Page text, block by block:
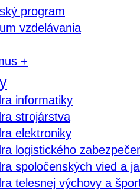
program
vzdelávania
+
informatiky
strojárstva
elektroniky
logistického
spoločenských vied a
telesnej výchovy a